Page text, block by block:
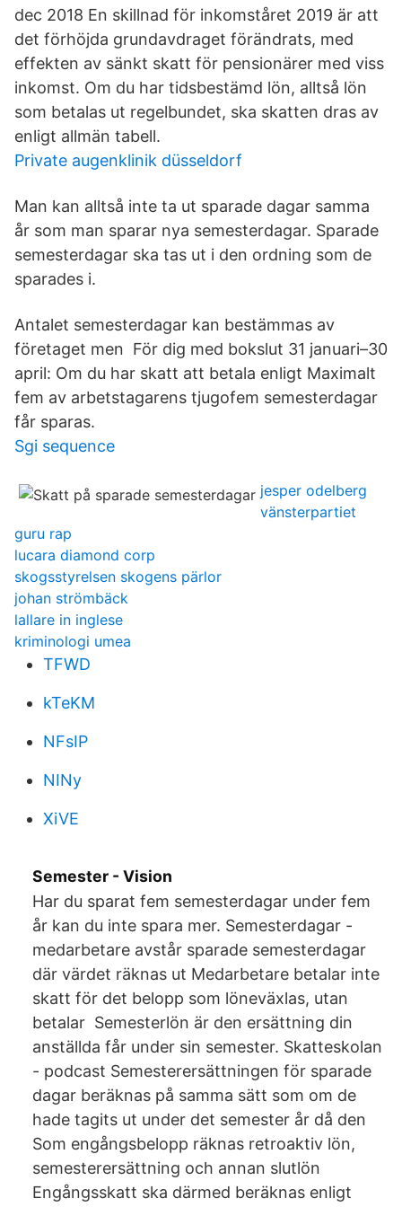
dec 2018 En skillnad för inkomståret 2019 är att
det förhöjda grundavdraget förändrats, med
effekten av sänkt skatt för pensionärer med viss
inkomst. Om du har tidsbestämd lön, alltså lön
som betalas ut regelbundet, ska skatten dras av
enligt allmän tabell.
Private augenklinik düsseldorf
Man kan alltså inte ta ut sparade dagar samma
år som man sparar nya semesterdagar. Sparade
semesterdagar ska tas ut i den ordning som de
sparades i.
Antalet semesterdagar kan bestämmas av
företaget men För dig med bokslut 31 januari–30
april: Om du har skatt att betala enligt Maximalt
fem av arbetstagarens tjugofem semesterdagar
får sparas.
Sgi sequence
jesper odelberg
vänsterpartiet
guru rap
lucara diamond corp
skogsstyrelsen skogens pärlor
johan strömbäck
lallare in inglese
kriminologi umea
TFWD
kTeKM
NFsIP
NINy
XiVE
Semester - Vision
Har du sparat fem semesterdagar under fem
år kan du inte spara mer. Semesterdagar -
medarbetare avstår sparade semesterdagar
där värdet räknas ut Medarbetare betalar inte
skatt för det belopp som löneväxlas, utan
betalar Semesterlön är den ersättning din
anställda får under sin semester. Skatteskolan
- podcast Semesterersättningen för sparade
dagar beräknas på samma sätt som om de
hade tagits ut under det semester år då den
Som engångsbelopp räknas retroaktiv lön,
semesterersättning och annan slutlön
Engångsskatt ska därmed beräknas enligt